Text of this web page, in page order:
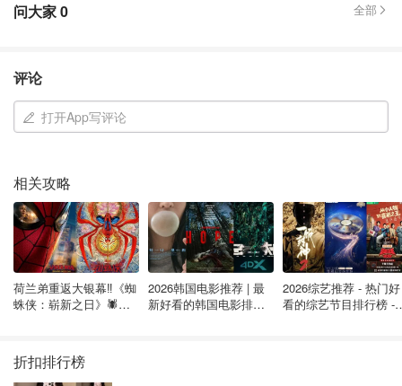
二、省钱快报的二手论坛
无论是想要卖书的，还是想要买书的，都可以在北美微论坛
（moonbbs.com）的二手市场板块发帖，方便他人亦方便
自己，何乐而不为？
二手论坛还有发帖积分换邮费的活动。
问大家0 全部
评论
打开App写评论
相关攻略
荷兰弟重返大银幕‼️《蜘
蛛侠：崭新之日》🕷️北
2026韩国电影推荐 | 最
新好看的韩国电影排行
2026综艺推荐 - 热门好
看的综艺节目排行榜 -
折扣排行榜